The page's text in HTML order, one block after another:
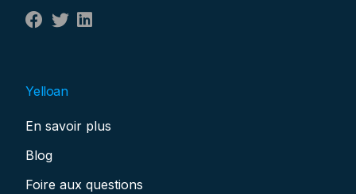
Yelloan
En savoir plus
Blog
Foire aux questions